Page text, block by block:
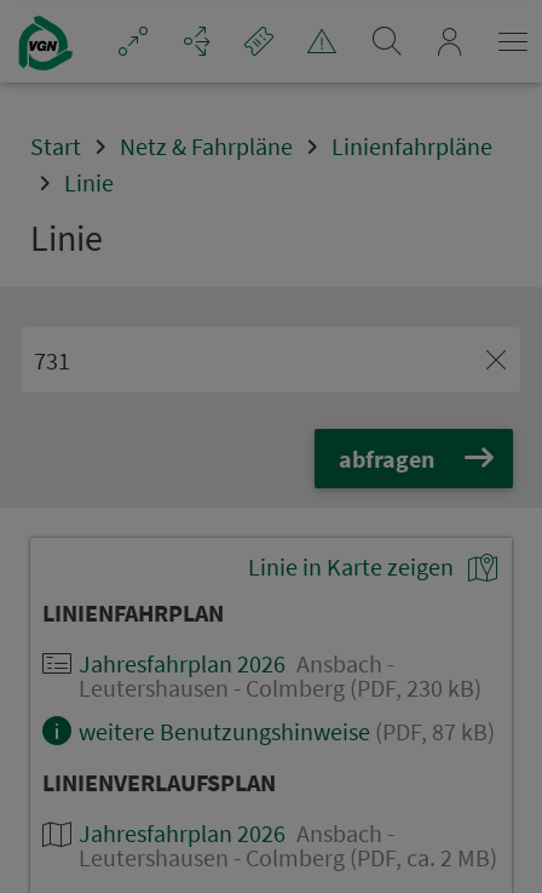
Navigation überspringen
Start Netz & Fahrpläne
Linienfahrpläne
Linie
Linie
abfragen
Linie in Karte zeigen
LINIENFAHRPLAN
Jahresfahrplan 2026 Ansbach -
Leutershausen - Colmberg (PDF, 230 kB)
weitere Benutzungshinweise (PDF, 87 kB)
LINIENVERLAUFSPLAN
Jahresfahrplan 2026 Ansbach -
Leutershausen - Colmberg (PDF, ca. 2 MB)